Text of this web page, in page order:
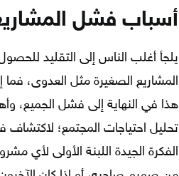
أسباب فشل
يلجأ أغلب الناس إلى التقليد
المشاريع الصغيرة مثل العدوى،
هذا في النهاية إلى فشل الجميع،
تحليل احتياجات المجتمع؛
الفكرة الجيدة اللبنة الأولى لأي